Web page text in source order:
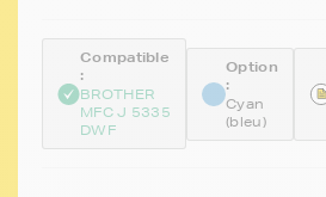
Compatible
:
BROTHER
MFC J 5335
DWF
Option
:
Cyan
(bleu)